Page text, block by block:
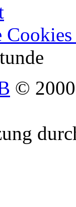
©